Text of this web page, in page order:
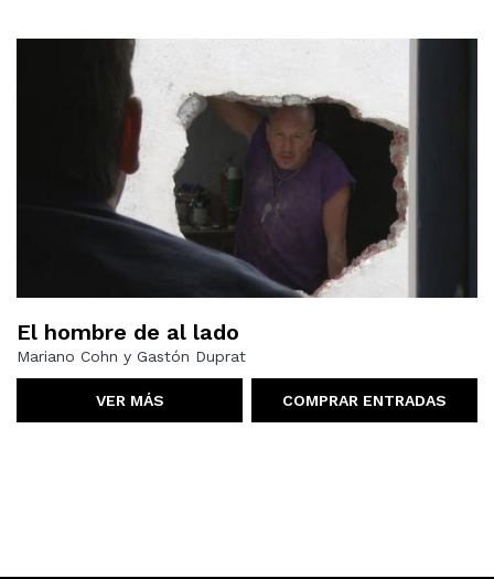
El hombre de al lado
Mariano Cohn y Gastón Duprat
VER MÁS COMPRAR ENTRADAS